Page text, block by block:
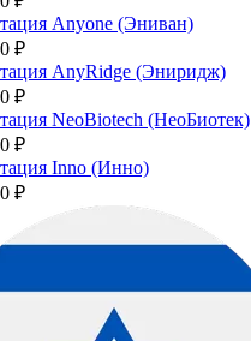
Anyone (Эниван)
₽
AnyRidge (Эниридж)
₽
NeoBiotech (НеоБиотек)
₽
Inno (Инно)
₽